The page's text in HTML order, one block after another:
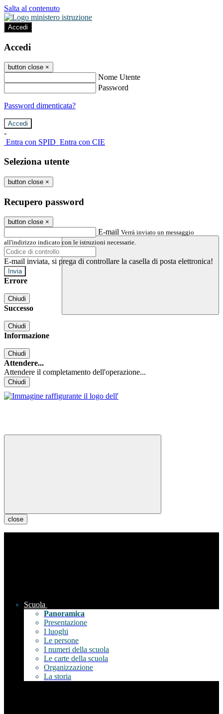
Salta al contenuto
Accedi
Accedi
button close ×
Nome Utente
Password
Password dimenticata?
-
Entra con SPID Entra con CIE
Seleziona utente
button close ×
Recupero password
button close ×
E-mail Verrà inviato un messaggio
all'indirizzo indicato con le istruzioni necessarie.
E-mail inviata, si prega di controllare la casella di posta elettronica!
Errore
Chiudi
Successo
Chiudi
Informazione
Chiudi
Attendere...
Attendere il completamento dell'operazione...
Chiudi
close
Scuola
Panoramica
Presentazione
I luoghi
Le persone
I numeri della scuola
Le carte della scuola
Organizzazione
La storia